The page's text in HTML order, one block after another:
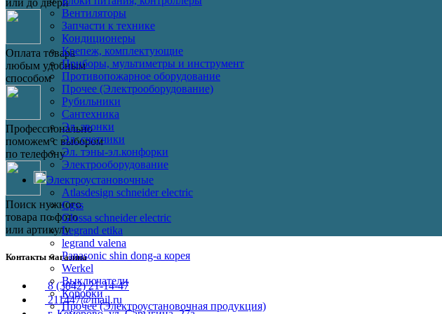
Вентиляторы
Запчасти к технике
Кондиционеры
Крепеж, комплектующие
Приборы, мультиметры и инструмент
Противопожарное оборудование
Прочее (Электрооборудование)
Рубильники
Сантехника
Эл. звонки
Эл. счетчики
Эл. тэны-эл.конфорки
Электрооборудование
Электроустановочные
Atlasdesign schneider electric
Cgss
Glossa schneider electric
Legrand etika
legrand valena
Panasonic shin dong-a корея
Werkel
Выключатели
Коробки
Прочее (Электроустановочная продукция)
или до двери
Оплата товара
любым удобным
способом
Профессионально
поможем с выбором
по телефону
Поиск нужного
товара по фото
или артикулу
Контакты магазина
8 (3842) 21-14-47
211447@mail.ru